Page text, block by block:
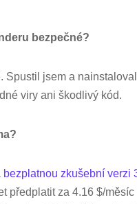
bezpečné?
Spustil jsem a
viry ani škodlivý kód.
bezplatnou zkušební verzi
předplatit za 4.16 $/